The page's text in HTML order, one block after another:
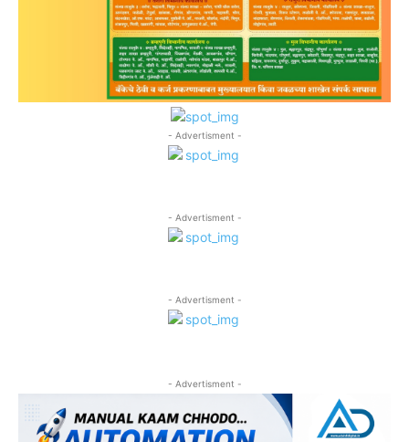
- Advertisment -
- Advertisment -
- Advertisment -
- Advertisment -